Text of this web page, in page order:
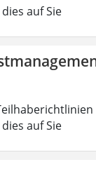
auf Sie
auf Sie